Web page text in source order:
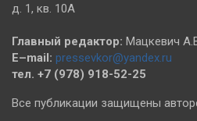
д. 1, кв. 10А
Главный редактор: Мацкевич
E–mail: pressevkor@yandex.ru
тел. +7 (978) 918-52-25
Все публикации защищены